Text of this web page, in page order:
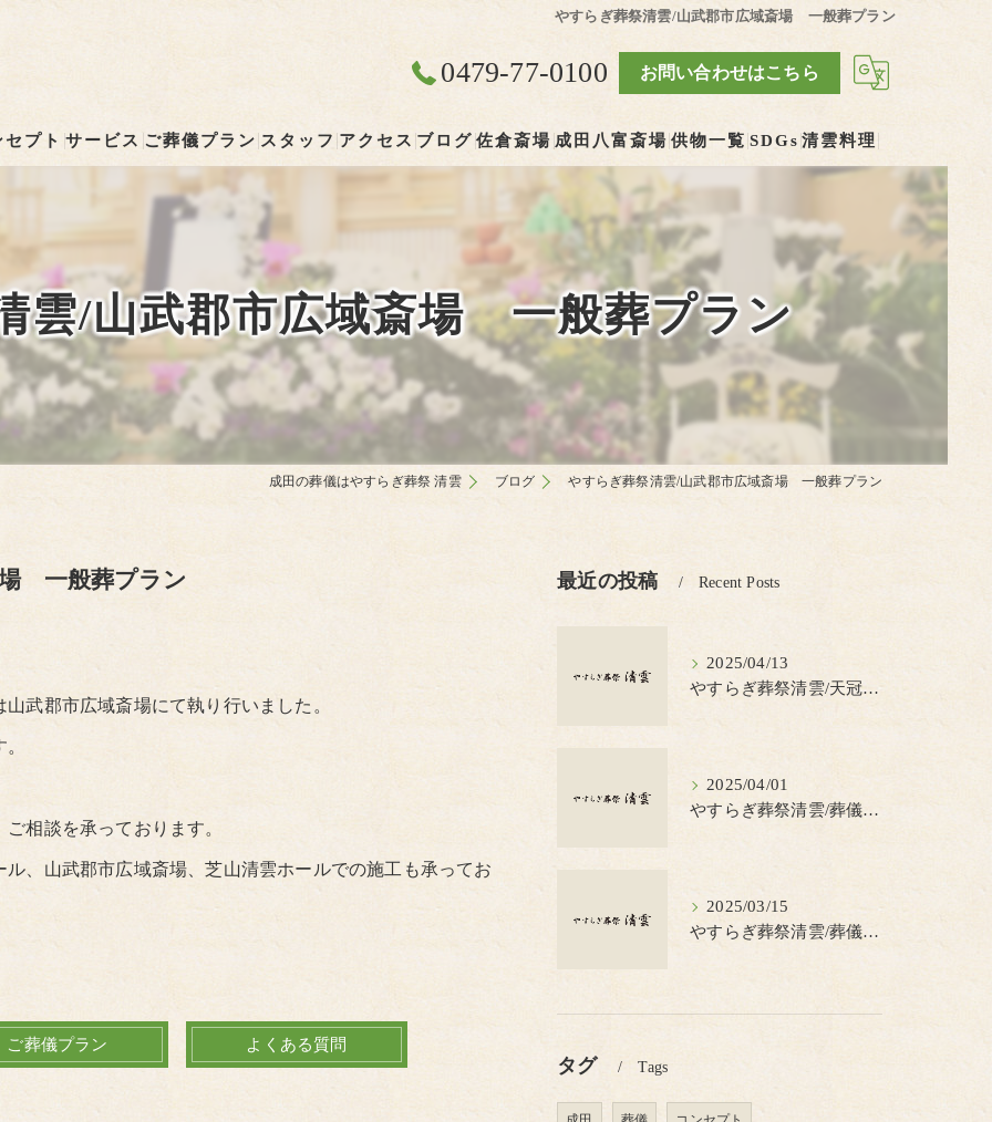
やすらぎ葬祭清雲/山武郡市広域斎場 一般葬プラン
0479-77-0100 お問い合わせはこちら
セプト
田の葬儀･やすらぎ葬祭 清雲の口コミ情報
田の葬儀･やすらぎ葬祭 清雲の評判
田の葬儀･やすらぎ葬祭 清雲のお客様の声
サービス ご葬儀プラン スタッフ アクセス ブログ 佐倉斎場 成田八富斎場 供物一覧 SDGs 清雲料理
雲/山武郡市広域斎場 一般葬プラン
成田の葬儀はやすらぎ葬祭 清雲 ブログ やすらぎ葬祭清雲/山武郡市広域斎場 一般葬プラン
一般葬プラン
武郡市広域斎場にて執り行いました。
相談を承っております。
、山武郡市広域斎場、芝山清雲ホールでの施工も承ってお
ご葬儀プラン よくある質問
最近の投稿 Recent Posts
2025/04/13
やすらぎ葬祭清雲/天冠（てんかん）とは？
2025/04/01
やすらぎ葬祭清雲/葬儀の見積書について知っておきたいポイント
2025/03/15
やすらぎ葬祭清雲/葬儀で蝋燭を使う理由とは
タグ Tags